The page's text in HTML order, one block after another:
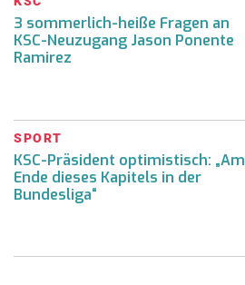
3 sommerlich-heiße Fragen an
KSC-Neuzugang Jason Ponente
Ramirez
SPORT
KSC-Präsident optimistisch: „Am
Ende dieses Kapitels in der
Bundesliga“